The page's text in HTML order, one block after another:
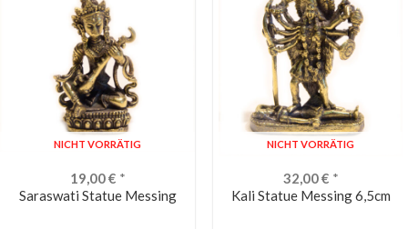
NICHT VORRÄTIG
19,00€ *
Saraswati Statue Messing
NICHT VORRÄTIG
32,00€ *
Kali Statue Messing 6,5cm